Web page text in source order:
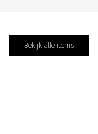
Bekijk alle items